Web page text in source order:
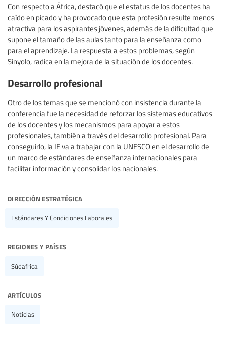
Con respecto a África, destacó que el estatus de los docentes ha
caído en picado y ha provocado que esta profesión resulte menos
atractiva para los aspirantes jóvenes, además de la dificultad que
supone el tamaño de las aulas tanto para la enseñanza como
para el aprendizaje. La respuesta a estos problemas, según
Sinyolo, radica en la mejora de la situación de los docentes.
Desarrollo profesional
Otro de los temas que se mencionó con insistencia durante la
conferencia fue la necesidad de reforzar los sistemas educativos
de los docentes y los mecanismos para apoyar a estos
profesionales, también a través del desarrollo profesional. Para
conseguirlo, la IE va a trabajar con la UNESCO en el desarrollo de
un marco de estándares de enseñanza internacionales para
facilitar información y consolidar los nacionales.
dirección estratégica
Estándares Y Condiciones Laborales
regiones y países
Súdafrica
artículos
Noticias